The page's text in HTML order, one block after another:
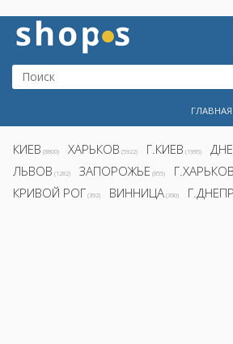
ГЛАВНАЯ
КИЕВ (8800) ХАРЬКОВ (5922) Г.КИЕВ (1995)
ЛЬВОВ (1282) ЗАПОРОЖЬЕ (855) Г.ХАРЬКОВ
КРИВОЙ РОГ (392) ВИННИЦА (390) Г.ДНЕПР